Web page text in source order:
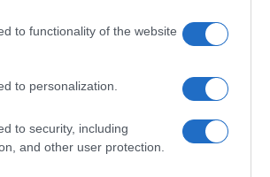
to functionality of the website
to personalization.
to security, including
and other user protection.